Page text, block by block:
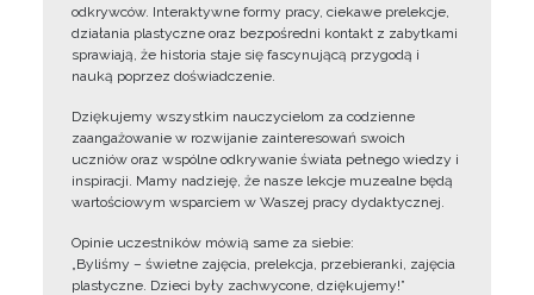
odkrywców. Interaktywne formy pracy, ciekawe prelekcje,
działania plastyczne oraz bezpośredni kontakt z zabytkami
sprawiają, że historia staje się fascynującą przygodą i
nauką poprzez doświadczenie.
Dziękujemy wszystkim nauczycielom za codzienne
zaangażowanie w rozwijanie zainteresowań swoich
uczniów oraz wspólne odkrywanie świata pełnego wiedzy i
inspiracji. Mamy nadzieję, że nasze lekcje muzealne będą
wartościowym wsparciem w Waszej pracy dydaktycznej.
Opinie uczestników mówią same za siebie:
„Byliśmy – świetne zajęcia, prelekcja, przebieranki, zajęcia
plastyczne. Dzieci były zachwycone, dziękujemy!”